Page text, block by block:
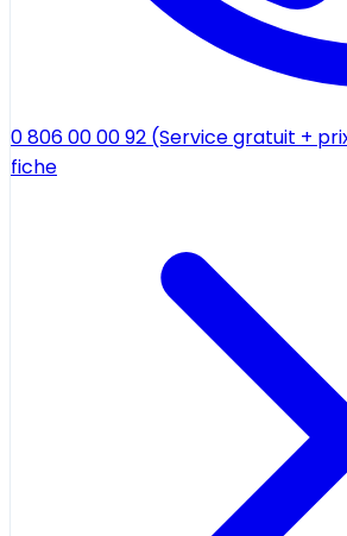
0 806 00 00 92 (Service gratuit +
fiche